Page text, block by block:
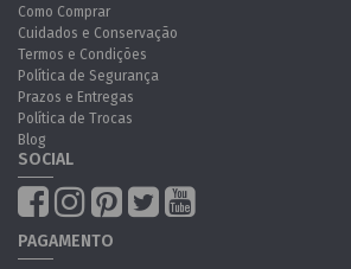
Como Comprar
Cuidados e Conservação
Termos e Condições
Política de Segurança
Prazos e Entregas
Política de Trocas
Blog
SOCIAL
PAGAMENTO